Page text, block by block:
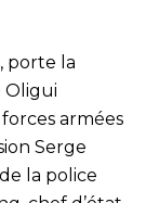
porte la
Oligui
armées
Serge
la police